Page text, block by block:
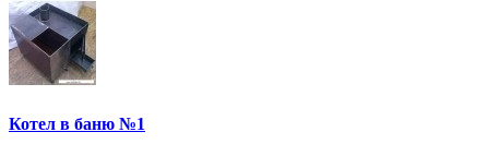
Котел в баню №1